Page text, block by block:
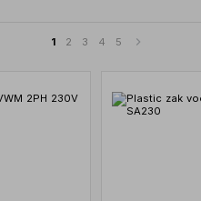
1 2 3 4 5